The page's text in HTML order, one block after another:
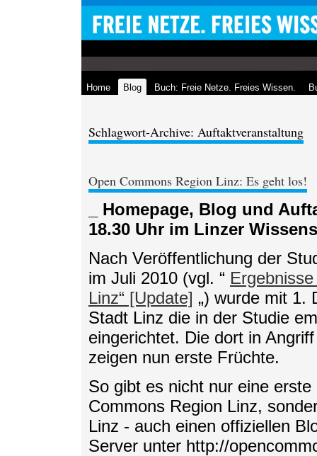
Home Blog Buch: Freie Netze. Freies Wissen.
Schlagwort-Archive: Auftaktveranstaltung
Open Commons Region Linz: Es geht los!
_ Homepage, Blog und
18.30 Uhr im Linzer
Nach Veröffentlichung der
im Juli 2010 (vgl. “
Linz“ [Update] „) wurde mit 1.
Stadt Linz die in der Studie
eingerichtet. Die dort in
zeigen nun erste Früchte.
So gibt es nicht nur eine
Commons Region Linz,
Linz - auch einen offiziellen
Server unter http://